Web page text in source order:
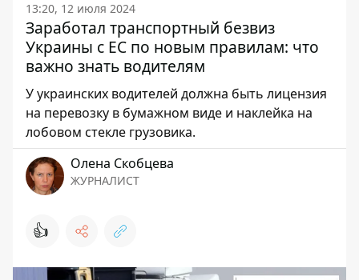
13:20, 12 июля 2024
Заработал транспортный безвиз
Украины с ЕС по новым правилам: что
важно знать водителям
У украинских водителей должна быть лицензия
на перевозку в бумажном виде и наклейка на
лобовом стекле грузовика.
Олена Скобцева
ЖУРНАЛИСТ
👍